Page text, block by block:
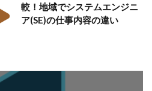
較！地域でシステムエンジニ
ア(SE)の仕事内容の違い